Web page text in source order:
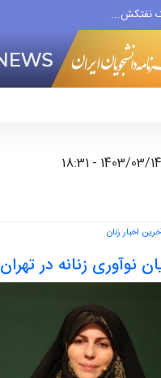
نفتکش...
در جنوب...
علیه ایران
اخبار زنان
نوآوری زنانه در تهران